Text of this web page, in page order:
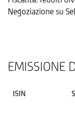
Negoziazione su
EMISSIONE
ISIN